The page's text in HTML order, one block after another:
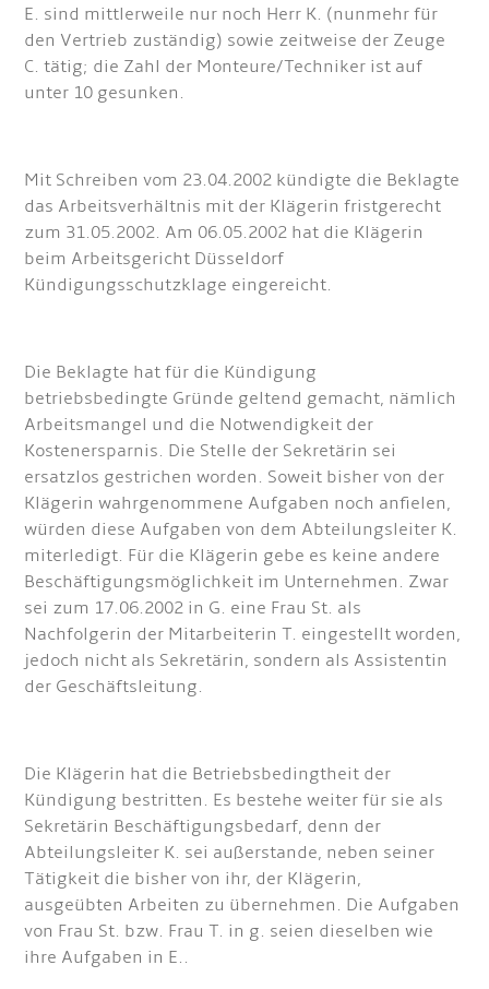
E. sind mittlerweile nur noch Herr K. (nunmehr für
den Vertrieb zuständig) sowie zeitweise der Zeuge
C. tätig; die Zahl der Monteure/Techniker ist auf
unter 10 gesunken.
Mit Schreiben vom 23.04.2002 kündigte die Beklagte
das Arbeitsverhältnis mit der Klägerin fristgerecht
zum 31.05.2002. Am 06.05.2002 hat die Klägerin
beim Arbeitsgericht Düsseldorf
Kündigungsschutzklage eingereicht.
Die Beklagte hat für die Kündigung
betriebsbedingte Gründe geltend gemacht, nämlich
Arbeitsmangel und die Notwendigkeit der
Kostenersparnis. Die Stelle der Sekretärin sei
ersatzlos gestrichen worden. Soweit bisher von der
Klägerin wahrgenommene Aufgaben noch anfielen,
würden diese Aufgaben von dem Abteilungsleiter K.
miterledigt. Für die Klägerin gebe es keine andere
Beschäftigungsmöglichkeit im Unternehmen. Zwar
sei zum 17.06.2002 in G. eine Frau St. als
Nachfolgerin der Mitarbeiterin T. eingestellt worden,
jedoch nicht als Sekretärin, sondern als Assistentin
der Geschäftsleitung.
Die Klägerin hat die Betriebsbedingtheit der
Kündigung bestritten. Es bestehe weiter für sie als
Sekretärin Beschäftigungsbedarf, denn der
Abteilungsleiter K. sei außerstande, neben seiner
Tätigkeit die bisher von ihr, der Klägerin,
ausgeübten Arbeiten zu übernehmen. Die Aufgaben
von Frau St. bzw. Frau T. in g. seien dieselben wie
ihre Aufgaben in E..